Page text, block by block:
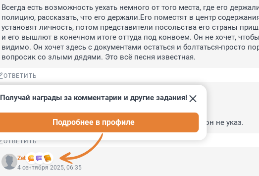
Всегда есть возможность уехать немного от того места, где его
полицию, рассказать, что его держали.Его поместят в центр
установят личность, потом представители посольства его страны
и его вышлют в конечном итоге оттуда под конвоем. Он не хочет,
видимо. Он хочет здесь с документами остаться и болтаться-просто
вопросик со злыми дядями. Это всё песня известная.
ОТВЕТИТЬ
4 сентября 2025, 07:20
ЖК «Солнечная система» в Химках.
Думаю, этим ребятам ни Ташкент, ни Москва, ни Вашингтон не указ.
ОТВЕТИТЬ
Zet
Получай награды за комментарии и другие задания!
Подробнее в профиле
4 сентября 2025, 06:35